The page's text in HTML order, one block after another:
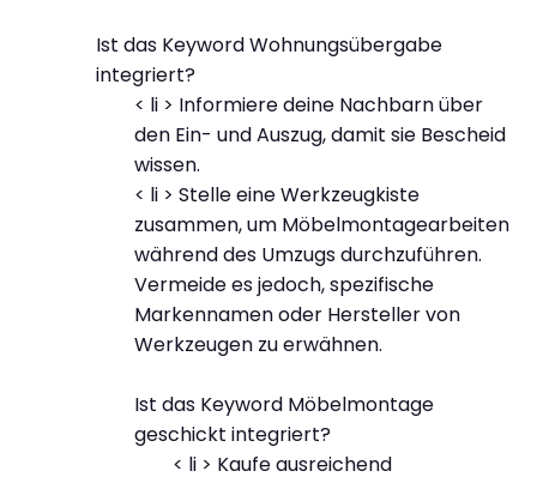
Ist das Keyword Wohnungsübergabe
integriert?
< li > Informiere deine Nachbarn über
den Ein- und Auszug, damit sie Bescheid
wissen.
< li > Stelle eine Werkzeugkiste
zusammen, um Möbelmontagearbeiten
während des Umzugs durchzuführen.
Vermeide es jedoch, spezifische
Markennamen oder Hersteller von
Werkzeugen zu erwähnen.
Ist das Keyword Möbelmontage
geschickt integriert?
< li > Kaufe ausreichend